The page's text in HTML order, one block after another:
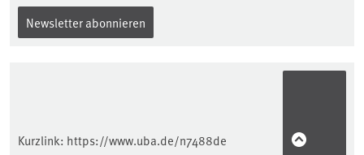
Newsletter abonnieren
Kurzlink: https://www.uba.de/n7488de